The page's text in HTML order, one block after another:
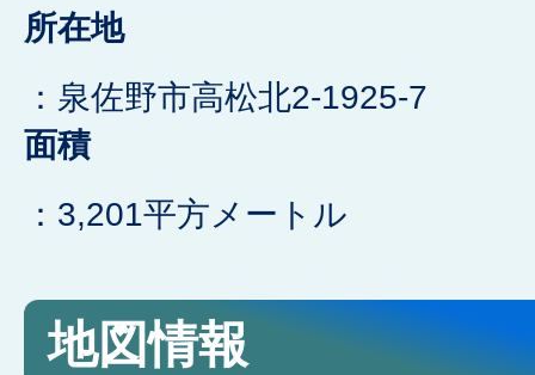
所在地
：泉佐野市高松北2-1925-7
面積
：3,201平方メートル
地図情報